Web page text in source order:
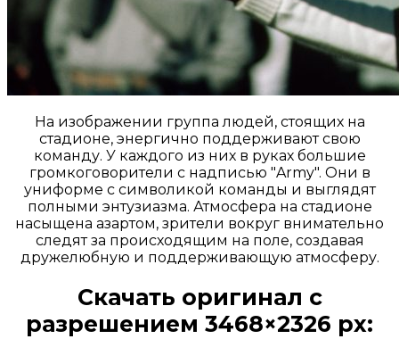
На изображении группа людей, стоящих на
стадионе, энергично поддерживают свою
команду. У каждого из них в руках большие
громкоговорители с надписью "Army". Они в
униформе с символикой команды и выглядят
полными энтузиазма. Атмосфера на стадионе
насыщена азартом, зрители вокруг внимательно
следят за происходящим на поле, создавая
дружелюбную и поддерживающую атмосферу.
Скачать оригинал с
разрешением 3468×2326 px: